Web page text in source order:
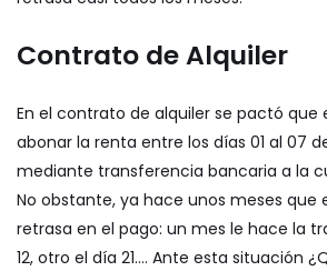
Contrato de Alquiler
En el contrato de alquiler se pactó que
abonar la renta entre los días 01 al 07
mediante transferencia bancaria a la
No obstante, ya hace unos meses que
retrasa en el pago: un mes le hace la
12, otro el día 21…. Ante esta situación